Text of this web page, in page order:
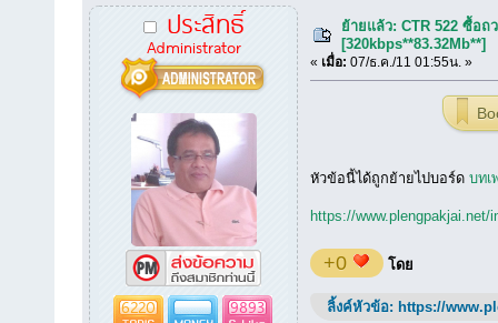
ประสิทธิ์
Administrator
6220
9893
ย้ายแล้ว: CTR 522 ซื้อถ
[320kbps**83.32Mb**]
« เมื่อ: 07/ธ.ค./11 01:55น. »
หัวข้อนี้ได้ถูกย้ายไปบอร์ด บทเ
https://www.plengpakjai.net/
+0 โดย
ลิ้งค์หัวข้อ: https://